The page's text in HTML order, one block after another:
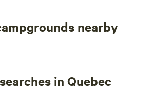
nearby
in Quebec